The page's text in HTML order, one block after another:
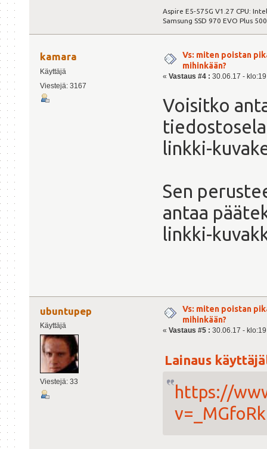
Aspire E5-575G V1.27 CPU:
Samsung SSD 970 EVO Plus
kamara
Käyttäjä
Viestejä: 3167
Vs: miten poistan
mihinkään?
« Vastaus #4 : 30.06.17 -
Voisitko
linkki-
Sen
antaa
linkki-
ubuntupep
Käyttäjä
Viestejä: 33
Vs: miten poistan
mihinkään?
« Vastaus #5 : 30.06.17 -
Lainaus
https://